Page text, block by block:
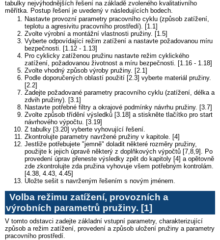
tabulky nejvýhodnějších řešení na základě zvoleného kvalitativního
měřítka. Postup řešení je uvedený v následujících bodech.
Nastavte provozní parametry pracovního cyklu (způsob zatížení,
teplotu a agresivitu pracovního prostředí). [1.1]
Zvolte výrobní a montážní vlastnosti pružiny. [1.5]
Vyberte odpovídající režim zatížení a nastavte požadovanou míru
bezpečnosti. [1.12 - 1.13]
Pro cyklicky zatíženou pružinu nastavte režim cyklického
zatížení, požadovanou životnost a míru bezpečnosti. [1.16 - 1.18]
Zvolte vhodný způsob výroby pružiny. [2.1]
Podle doporučených oblastí použití [2.3] vyberte materiál pružiny.
[2.2]
Zadejte požadované parametry pracovního cyklu (zatížení, délka a
zdvih pružiny). [3.1]
Nastavte potřebné filtry a okrajové podmínky návrhu pružiny. [3.7]
Zvolte způsob třídění výsledků [3.18] a stiskněte tlačítko pro start
návrhového výpočtu. [3.19]
Z tabulky [3.20] vyberte vyhovující řešení.
Zkontrolujte parametry navržené pružiny v kapitole. [4]
Jestliže potřebujete "jemně" doladit některé rozměry pružiny,
použijte k jejich úpravě některý z doplňkových výpočtů [7,8,9]. Po
provedení úprav přeneste výsledky zpět do kapitoly [4] a opětovně
zde zkontrolujte zda pružina vyhovuje všem potřebným kontrolám.
[4.38, 4.43, 4.45]
Uložte sešit s navrženým řešením s novým jménem.
Volba režimu zatížení, provozních a
výrobních parametrů pružiny. [1]
V tomto odstavci zadejte základní vstupní parametry, charakterizující
způsob a režim zatížení, provedení a způsob uložení pružiny a parametry
pracovního prostředí.